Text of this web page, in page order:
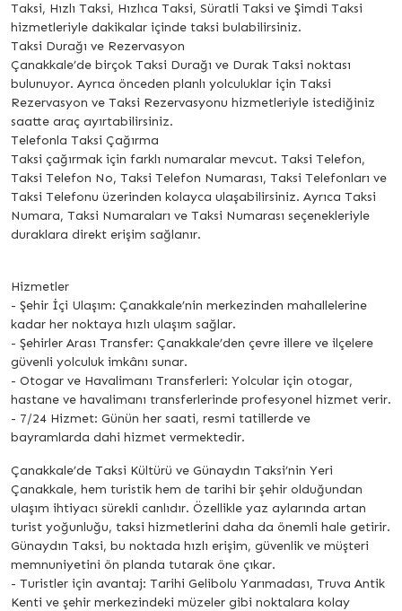
Taksi, Hızlı Taksi, Hızlıca Taksi, Süratli Taksi ve Şimdi Taksi
hizmetleriyle dakikalar içinde taksi bulabilirsiniz.
Taksi Durağı ve Rezervasyon
Çanakkale’de birçok Taksi Durağı ve Durak Taksi noktası
bulunuyor. Ayrıca önceden planlı yolculuklar için Taksi
Rezervasyon ve Taksi Rezervasyonu hizmetleriyle istediğiniz
saatte araç ayırtabilirsiniz.
Telefonla Taksi Çağırma
Taksi çağırmak için farklı numaralar mevcut. Taksi Telefon,
Taksi Telefon No, Taksi Telefon Numarası, Taksi Telefonları ve
Taksi Telefonu üzerinden kolayca ulaşabilirsiniz. Ayrıca Taksi
Numara, Taksi Numaraları ve Taksi Numarası seçenekleriyle
duraklara direkt erişim sağlanır.
Hizmetler
- Şehir İçi Ulaşım: Çanakkale’nin merkezinden mahallelerine
kadar her noktaya hızlı ulaşım sağlar.
- Şehirler Arası Transfer: Çanakkale’den çevre illere ve ilçelere
güvenli yolculuk imkânı sunar.
- Otogar ve Havalimanı Transferleri: Yolcular için otogar,
hastane ve havalimanı transferlerinde profesyonel hizmet verir.
- 7/24 Hizmet: Günün her saati, resmi tatillerde ve
bayramlarda dahi hizmet vermektedir.
Çanakkale’de Taksi Kültürü ve Günaydın Taksi’nin Yeri
Çanakkale, hem turistik hem de tarihi bir şehir olduğundan
ulaşım ihtiyacı sürekli canlıdır. Özellikle yaz aylarında artan
turist yoğunluğu, taksi hizmetlerini daha da önemli hale getirir.
Günaydın Taksi, bu noktada hızlı erişim, güvenlik ve müşteri
memnuniyetini ön planda tutarak öne çıkar.
- Turistler için avantaj: Tarihi Gelibolu Yarımadası, Truva Antik
Kenti ve şehir merkezindeki müzeler gibi noktalara kolay